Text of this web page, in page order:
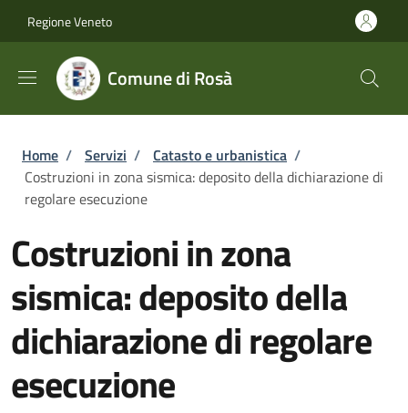
Regione Veneto
Comune di Rosà
Briciole di pane
Home / Servizi / Catasto e urbanistica /
Costruzioni in zona sismica: deposito della dichiarazione di
regolare esecuzione
Costruzioni in zona
sismica: deposito della
dichiarazione di regolare
esecuzione